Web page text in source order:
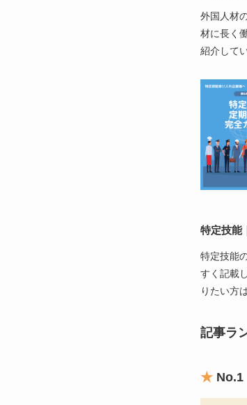
外国人材
材に長く
紹介して
特定技能
特定技能
すく記載
りたい方
記事ラ
★ No.1